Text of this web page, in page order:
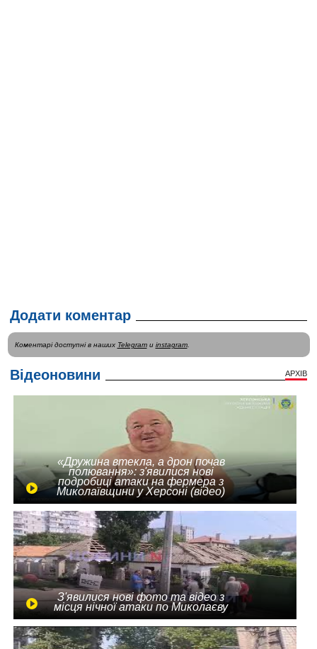
Додати коментар
Коментарі доступні в наших Telegramи instagram.
Відеоновини АРХІВ
«Дружина втекла, а дрон почав
полювання»: з'явилися нові
подробиці атаки на фермера з
Миколаївщини у Херсоні (відео)
З'явилися нові фото та відео з
місця нічної атаки по Миколаєву